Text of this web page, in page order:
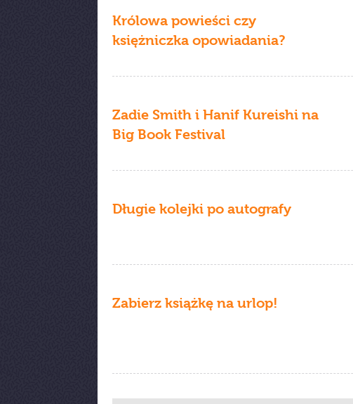
Królowa powieści czy
księżniczka opowiadania?
Zadie Smith i Hanif Kureishi na
Big Book Festival
Długie kolejki po autografy
Zabierz książkę na urlop!